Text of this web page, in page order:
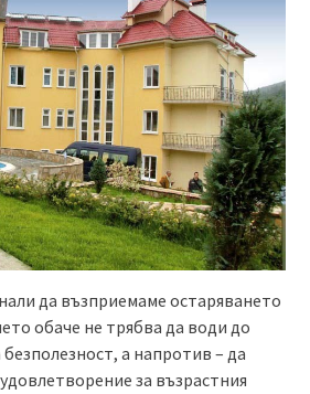
да възприемаме остаряването
обаче не трябва да води до
а напротив – да
за възрастния